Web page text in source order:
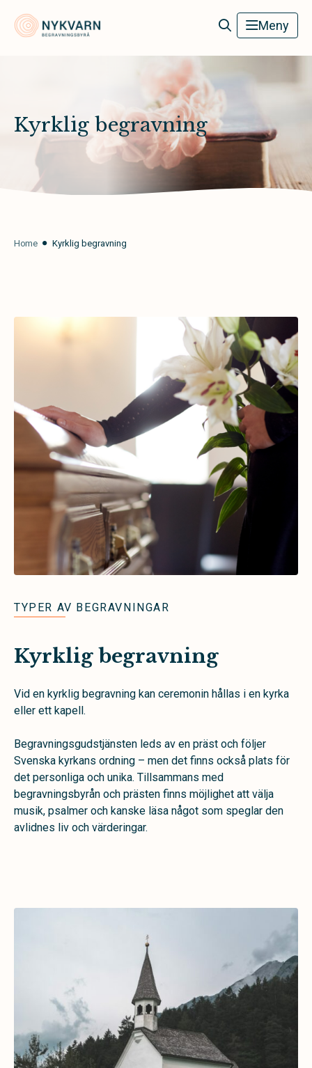
Nykvarn Begravningsbyrå Meny
Kyrklig begravning
Home Kyrklig begravning
TYPER AV BEGRAVNINGAR
Kyrklig begravning
Vid en kyrklig begravning kan ceremonin hållas i en kyrka
eller ett kapell.
Begravningsgudstjänsten leds av en präst och följer
Svenska kyrkans ordning – men det finns också plats för
det personliga och unika. Tillsammans med
begravningsbyrån och prästen finns möjlighet att välja
musik, psalmer och kanske läsa något som speglar den
avlidnes liv och värderingar.